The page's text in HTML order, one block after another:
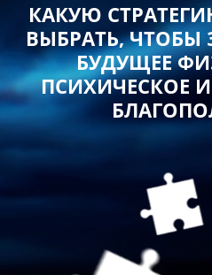
КАКУЮ
ВЫБРАТЬ,ЧТОБЫ
БУДУЩЕЕ
ПСИХИЧЕСКОЕ